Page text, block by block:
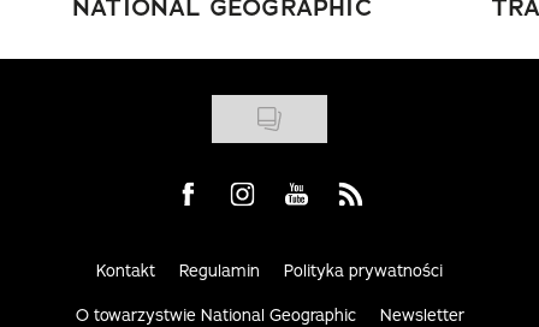
NATIONAL GEOGRAPHIC
Visit us on Facebook
Visit us on Instagram
Visit us on Youtube
Visit us on Rss
Kontakt Regulamin Polityka prywatności
O towarzystwie National Geographic Newsletter